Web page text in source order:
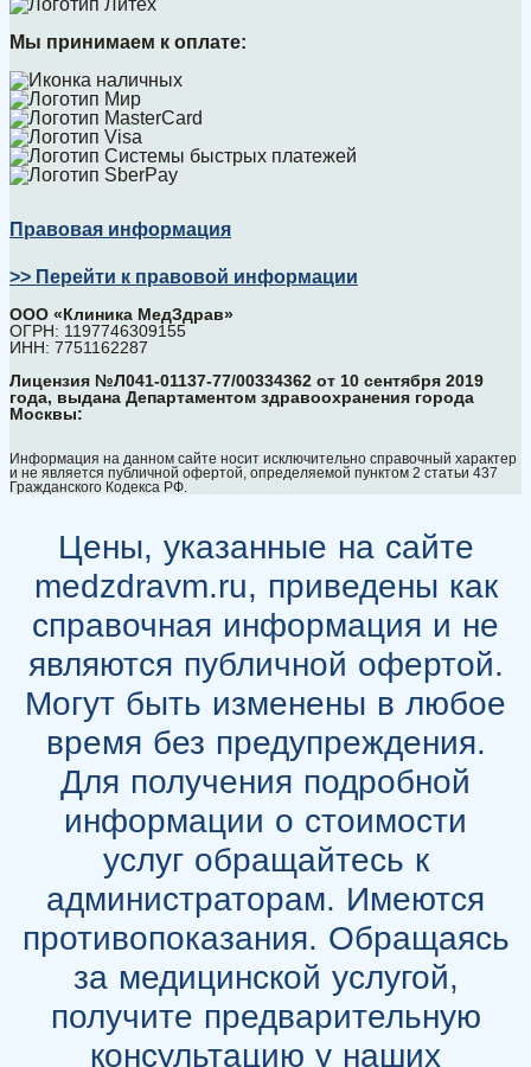
Мы принимаем к оплате:
Правовая информация
>> Перейти к правовой информации
ООО «Клиника МедЗдрав»
ОГРН: 1197746309155
ИНН: 7751162287
Лицензия №Л041-01137-77/00334362 от 10 сентября 2019
года, выдана Департаментом здравоохранения города
Москвы:
Информация на данном сайте носит исключительно справочный характер
и не является публичной офертой, определяемой пунктом 2 статьи 437
Гражданского Кодекса РФ.
Цены, указанные на сайте
medzdravm.ru, приведены как
справочная информация и не
являются публичной офертой.
Могут быть изменены в любое
время без предупреждения.
Для получения подробной
информации о стоимости
услуг обращайтесь к
администраторам. Имеются
противопоказания. Обращаясь
за медицинской услугой,
получите предварительную
консультацию у наших